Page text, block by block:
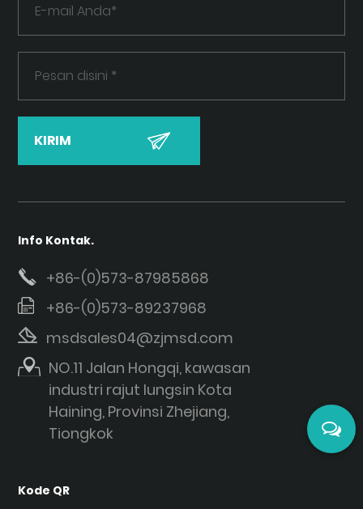
Info Kontak.
+86-(0)573-87985868
+86-(0)573-89237968
msdsales04@zjmsd.com
NO.11 Jalan Hongqi, kawasan
industri rajut lungsin Kota
Haining, Provinsi Zhejiang,
Tiongkok
Kode QR